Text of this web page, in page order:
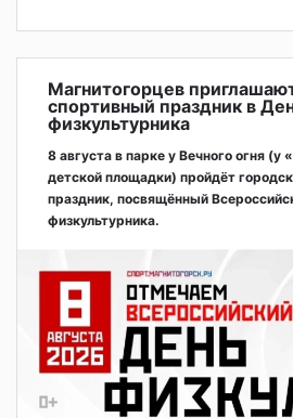
Магнитогорцев
спортивный праздник в
физкультурника
8 августа в парке у Вечного огня (у
детской площадки) пройдёт
праздник, посвящённый
физкультурника.